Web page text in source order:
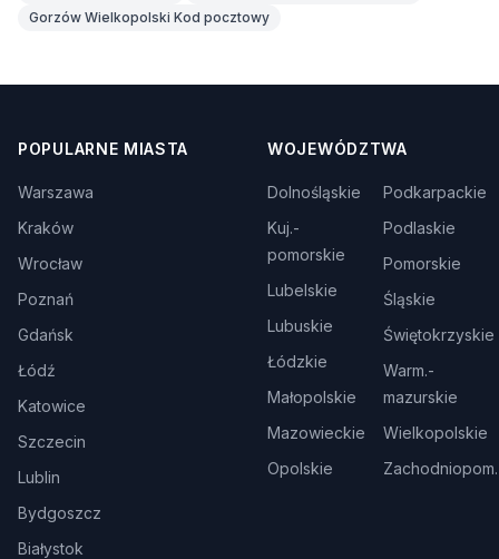
Gorzów Wielkopolski Kod pocztowy
POPULARNE MIASTA
Warszawa
Kraków
Wrocław
Poznań
Gdańsk
Łódź
Katowice
Szczecin
Lublin
Bydgoszcz
Białystok
WOJEWÓDZTWA
Dolnośląskie
Kuj.-
pomorskie
Lubelskie
Lubuskie
Łódzkie
Małopolskie
Mazowieckie
Opolskie
Podkarpackie
Podlaskie
Pomorskie
Śląskie
Świętokrzyskie
Warm.-
mazurskie
Wielkopolskie
Zachodniopom.